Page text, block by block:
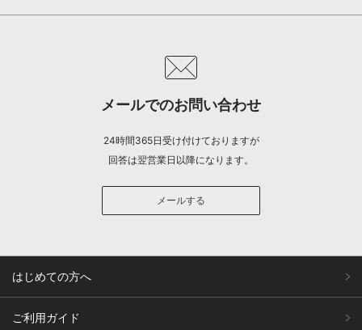
メールでのお問い合わせ
24時間365日受け付けておりますが
回答は翌営業日以降になります。
メールする
はじめての方へ
ご利用ガイド